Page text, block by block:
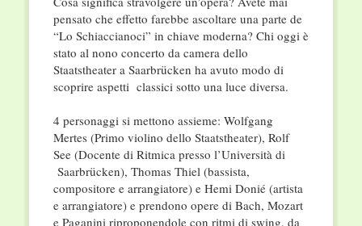
pensato che effetto farebbe ascoltare una parte de
“Lo Schiaccianoci” in chiave moderna? Chi oggi è
stato al nono concerto da camera dello
Staatstheater a Saarbrücken ha avuto modo di
scoprire aspetti classici sotto una luce diversa.
4 personaggi si mettono assieme: Wolfgang
Mertes (Primo violino dello Staatstheater), Rolf
See (Docente di Ritmica presso l’Università di
Saarbrücken), Thomas Thiel (bassista,
compositore e arrangiatore) e Hemi Donié (artista
e arrangiatore) e prendono opere di Bach, Mozart
e Paganini riproponendole con ritmi di swing, da